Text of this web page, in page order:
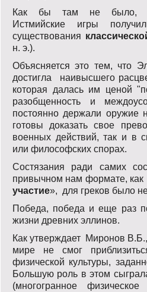
Как бы там не было,
Истмийские игры
существования
н. э.).
Объясняется это тем, что
достигла наивысшего
которая далась им ценой
разобщенность и
постоянно держали оружие
готовы доказать свое
военных действий, так и в
или философских спорах.
Состязания ради самих
привычном нам формате, как
участие», для греков было
Победа, победа и еще раз
жизни древних эллинов.
Как утверждает Миронов
мире не смог
физической культуры,
Большую роль в этом
(многогранное